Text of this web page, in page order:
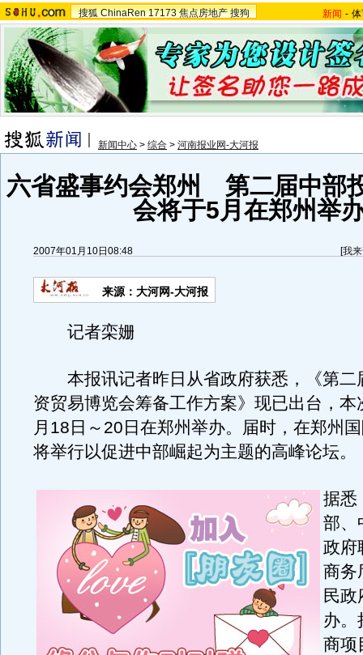
搜狐 ChinaRen 17173 焦点房地产 搜狗 新闻 -
新闻中心 > 综合 > 河南报业网-大河报
六省盛事约会郑州 第二届中部
会将于5月在郑州举
2007年01月10日08:48 [我
来源：大河网-大河报
记者栾姗
本报讯记者昨日从省政府获悉，《第二
资贸易博览会筹备工作方案》现已出台，本
月18日～20日在郑州举办。届时，在郑州
将举行以促进中部崛起为主题的高峰论坛。
据悉
部、
政府
商务
民政
办。
商项